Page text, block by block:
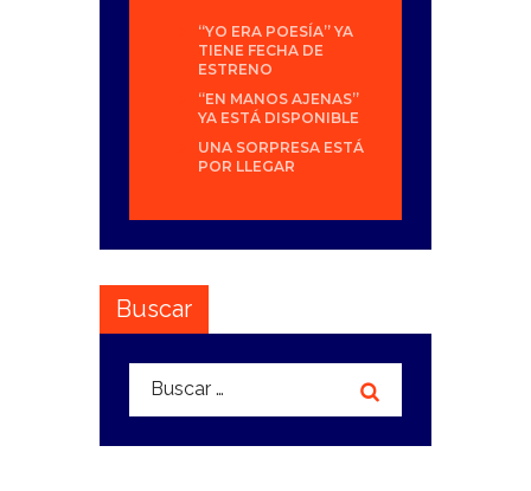
“YO ERA POESÍA” YA
TIENE FECHA DE
ESTRENO
“EN MANOS AJENAS”
YA ESTÁ DISPONIBLE
UNA SORPRESA ESTÁ
POR LLEGAR
Buscar
Buscar: